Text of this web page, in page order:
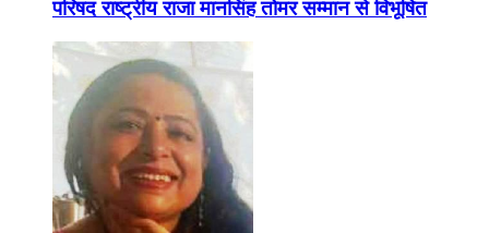
परिषद राष्ट्रीय राजा मानसिंह तोमर सम्मान से विभूषित